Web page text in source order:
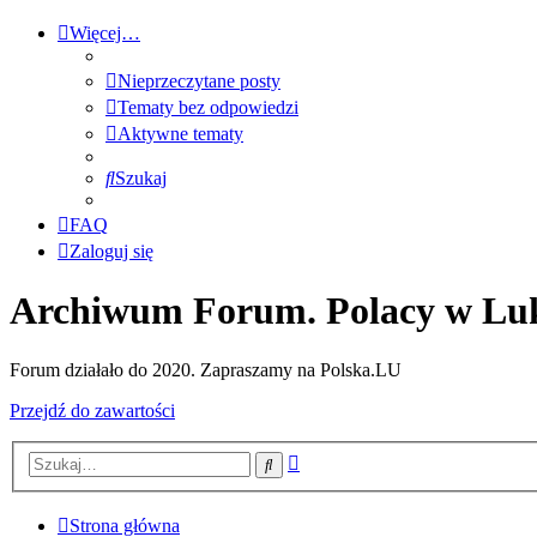
Więcej…
Nieprzeczytane posty
Tematy bez odpowiedzi
Aktywne tematy
Szukaj
FAQ
Zaloguj się
Archiwum Forum. Polacy w
Forum działało do 2020. Zapraszamy na Polska.LU
Przejdź do zawartości
Szukaj
Strona główna